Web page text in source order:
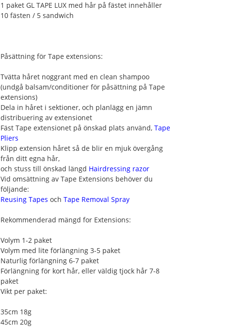
1 paket GL TAPE LUX med hår på fästet innehåller
10 fästen / 5 sandwich
Påsättning för Tape extensions:
Tvätta håret noggrant med en clean shampoo
(undgå balsam/conditioner för påsättning på Tape
extensions)
Dela in håret i sektioner, och planlägg en jämn
distribuering av extensionet
Fäst Tape extensionet på önskad plats använd, Tape
Pliers
Klipp extension håret så de blir en mjuk övergång
från ditt egna hår,
och stuss till önskad längd Hairdressing razor
Vid omsättning av Tape Extensions behöver du
följande:
Reusing Tapes och Tape Removal Spray
Rekommenderad mängd for Extensions:
Volym 1-2 paket
Volym med lite förlängning 3-5 paket
Naturlig förlängning 6-7 paket
Förlängning för kort hår, eller väldig tjock hår 7-8
paket
Vikt per paket:
35cm 18g
45cm 20g